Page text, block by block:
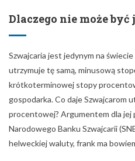
Dlaczego nie może
Szwajcaria jest jedynym na
utrzymuje tę samą, minusową
krótkoterminowej stopy
gospodarka. Co daje Szwajcarom
procentowej? Argumentem dla jej
Narodowego Banku Szwajcarii
helweckiej waluty, frank ma